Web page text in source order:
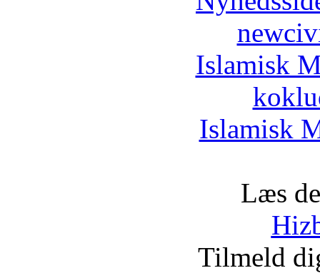
Islamisk
Islamisk
Læs
Tilmeld